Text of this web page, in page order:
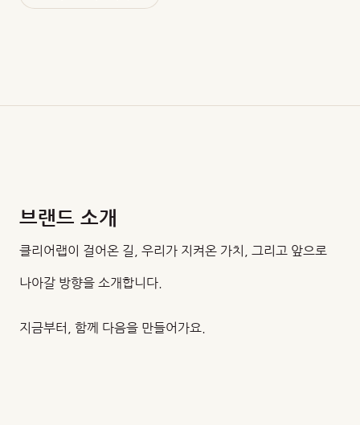
브랜드 소개
클리어랩이 걸어온 길, 우리가 지켜온 가치, 그리고 앞으로
나아갈 방향을 소개합니다.
지금부터, 함께 다음을 만들어가요.